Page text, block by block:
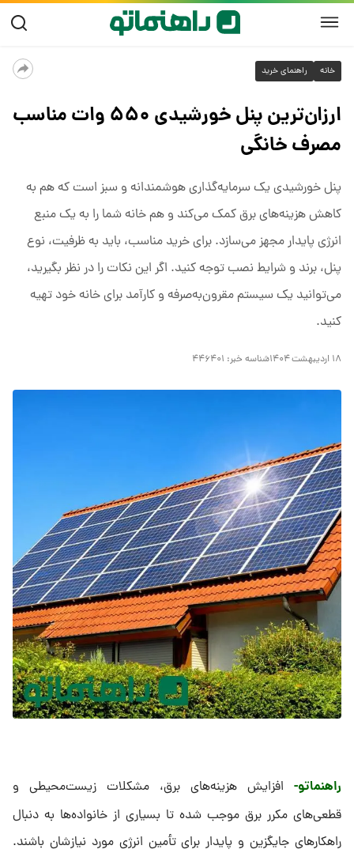
خانه راهنمای خرید
ارزان‌ترین پنل خورشیدی ۵۵۰ وات مناسب
مصرف خانگی
پنل خورشیدی یک سرمایه‌گذاری هوشمندانه و سبز است که هم به
کاهش هزینه‌های برق کمک می‌کند و هم خانه شما را به یک منبع
انرژی پایدار مجهز می‌سازد. برای خرید مناسب، باید به ظرفیت، نوع
پنل، برند و شرایط نصب توجه کنید. اگر این نکات را در نظر بگیرید،
می‌توانید یک سیستم مقرون‌به‌صرفه و کارآمد برای خانه خود تهیه
کنید.
۱۸ اردیبهشت ۱۴۰۴ شناسه خبر: ۴۴۶۴۰۱
راهنماتو- افزایش هزینه‌های برق، مشکلات زیست‌محیطی و
قطعی‌های مکرر برق موجب شده تا بسیاری از خانواده‌ها به دنبال
راهکارهای جایگزین و پایدار برای تأمین انرژی مورد نیازشان باشند.